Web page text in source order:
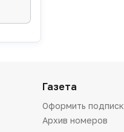
Газета
Оформить
Архив номеров